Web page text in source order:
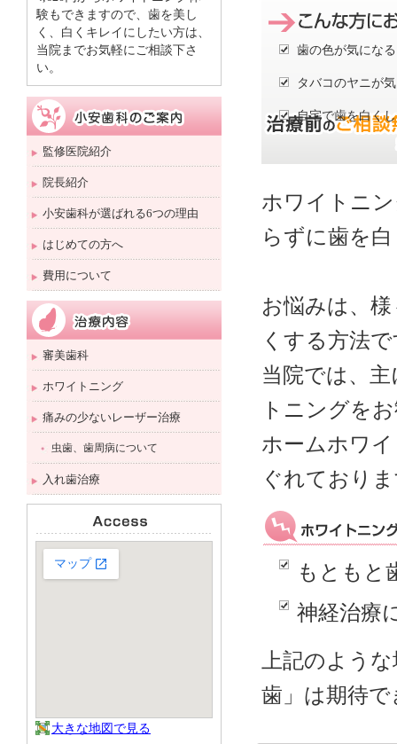
歯の色が気になる
タバコのヤニが
自宅で歯を白く
ホワイトニ
らずに歯を
お悩みは、
くする方法
当院では、
トニングを
ホームホワ
ぐれており
もともと
神経治療
上記のよう
歯」は期待
験もできますので、歯を美し
く、白くキレイにしたい方は、
当院までお気軽にご相談下さ
い。
監修医院紹介
院長紹介
小安歯科が選ばれる6つの理由
はじめての方へ
費用について
審美歯科
ホワイトニング
痛みの少ないレーザー治療
虫歯、歯周病について
入れ歯治療
大きな地図で見る